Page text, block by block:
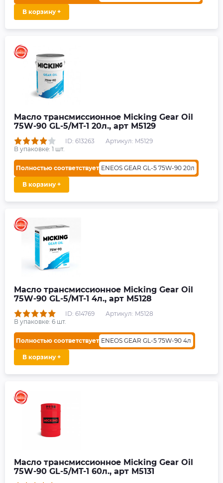
В корзину +
Масло трансмиссионное Micking Gear Oil
75W-90 GL-5/MT-1 20л., арт M5129
ID: 613263
Артикул: M5129
В упаковке: 1 шт.
Полностью соответствует ENEOS GEAR GL-5 75W-90 20л
В корзину +
Масло трансмиссионное Micking Gear Oil
75W-90 GL-5/MT-1 4л., арт M5128
ID: 614769
Артикул: M5128
В упаковке: 6 шт.
Полностью соответствует ENEOS GEAR GL-5 75W-90 4л
В корзину +
Масло трансмиссионное Micking Gear Oil
75W-90 GL-5/MT-1 60л., арт M5131